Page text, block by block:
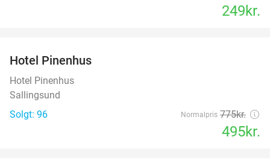
249kr.
Hotel Pinenhus
Hotel Pinenhus
Sallingsund
Solgt: 96
Normalpris 775kr.
495kr.